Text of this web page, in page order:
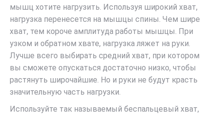
мышц хотите нагрузить. Используя широкий хват,
нагрузка перенесется на мышцы спины. Чем шире
хват, тем короче амплитуда работы мышцы. При
узком и обратном хвате, нагрузка ляжет на руки.
Лучше всего выбирать средний хват, при котором
вы сможете опускаться достаточно низко, чтобы
растянуть широчайшие. Но и руки не будут красть
значительную часть нагрузки.
Используйте так называемый беспальцевый хват,